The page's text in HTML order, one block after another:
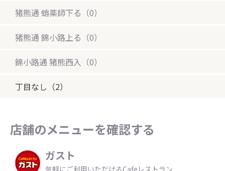
猪熊通 蛸薬師下る（0）
猪熊通 錦小路上る（0）
錦小路通 猪熊西入（0）
丁目なし（2）
店舗のメニューを確認する
ガスト
気軽にご利用いただけるCafeレストラン